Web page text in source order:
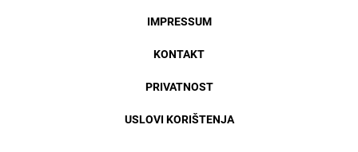
IMPRESSUM
KONTAKT
PRIVATNOST
USLOVI KORIŠTENJA